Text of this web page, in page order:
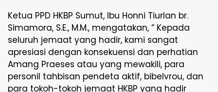
Ketua PPD HKBP Sumut, Ibu Honni Tiurlan br.
Simamora, S.E., M.M., mengatakan, ” Kepada
seluruh jemaat yang hadir, kami sangat
apresiasi dengan konsekuensi dan perhatian
Amang Praeses atau yang mewakili, para
personil tahbisan pendeta aktif, bibelvrou, dan
para tokoh-tokoh jemaat HKBP yang hadir